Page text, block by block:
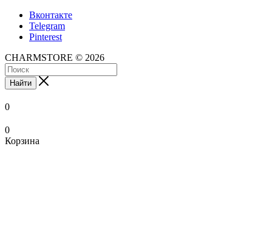
Вконтакте
Telegram
Pinterest
CHARMSTORE © 2026
Найти
0
0
Корзина